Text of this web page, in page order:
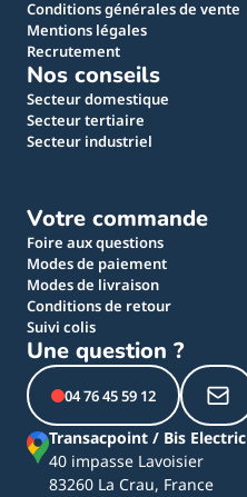
Conditions générales de vente
Mentions légales
Recrutement
Nos conseils
Secteur domestique
Secteur tertiaire
Secteur industriel
Votre commande
Foire aux questions
Modes de paiement
Modes de livraison
Conditions de retour
Suivi colis
Une question ?
04 76 45 59 12
Transacpoint / Bis Electric
40 impasse Lavoisier
83260 La Crau, France